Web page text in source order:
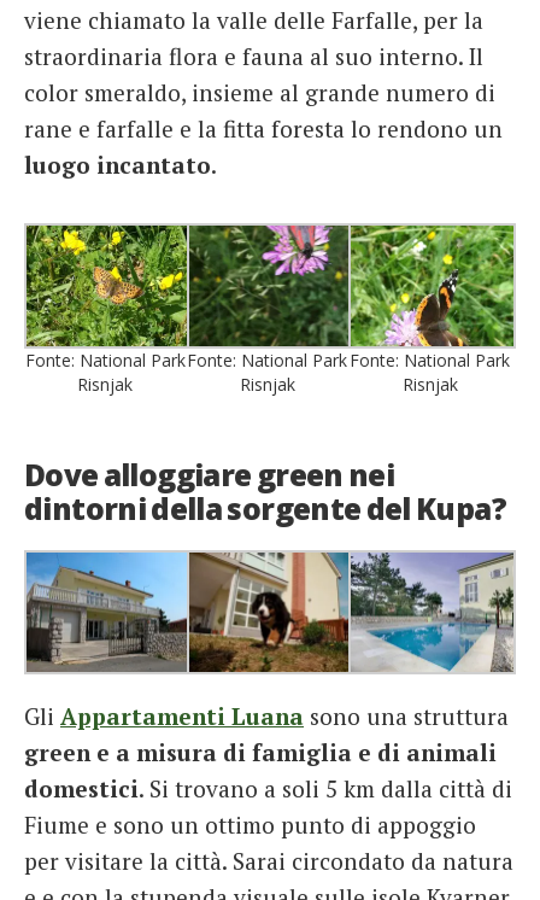
viene chiamato la valle delle Farfalle, per la
straordinaria flora e fauna al suo interno. Il
color smeraldo, insieme al grande numero di
rane e farfalle e la fitta foresta lo rendono un
luogo incantato.
Fonte: National Park
Risnjak
Fonte: National Park
Risnjak
Fonte: National Park
Risnjak
Dove alloggiare green nei
dintorni della sorgente del Kupa?
Gli Appartamenti Luana sono una struttura
green e a misura di famiglia e di animali
domestici. Si trovano a soli 5 km dalla città di
Fiume e sono un ottimo punto di appoggio
per visitare la città. Sarai circondato da natura